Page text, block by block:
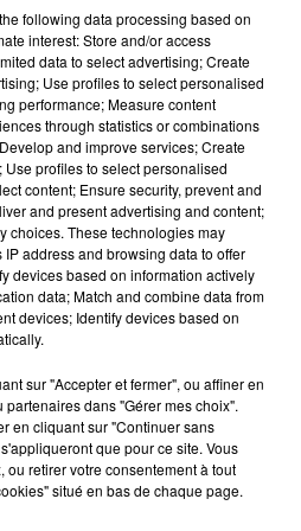
pouvez également vous diriger
SOS Médecins.
le film, bientôt une docu-série sur
de Michael Jackson
invite Charlie Puth pour une
solaire
following data processing based on
interest: Store and/or access
data to select advertising; Create
Use profiles to select personalised
performance; Measure content
through statistics or combinations
and improve services; Create
profiles to select personalised
content; Ensure security, prevent and
and present advertising and content;
choices. These technologies may
address and browsing data to offer
devices based on information actively
data; Match and combine data from
devices; Identify devices based on
sur "Accepter et fermer", ou affiner en
dans "Gérer mes choix".
en cliquant sur "Continuer sans
que pour ce site. Vous
ou retirer votre consentement à tout
situé en bas de chaque page.